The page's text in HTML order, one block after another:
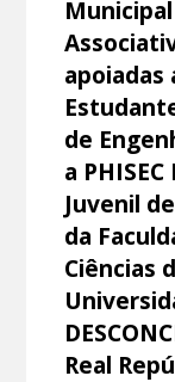
apoiadas
de
a
Juvenil
da
Ciências
Real